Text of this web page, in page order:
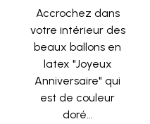
Accrochez dans
votre intérieur des
beaux ballons en
latex "Joyeux
Anniversaire" qui
est de couleur
doré...